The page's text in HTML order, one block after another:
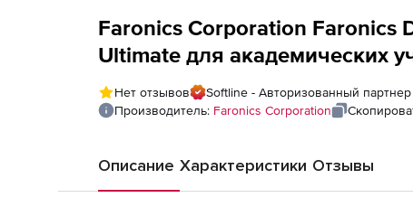
Faronics Corporation Faronics
Ultimate для академических
Нет отзывов
Softline - Авторизованный
Производитель: Faronics Corporation
Описание Характеристики Отзывы